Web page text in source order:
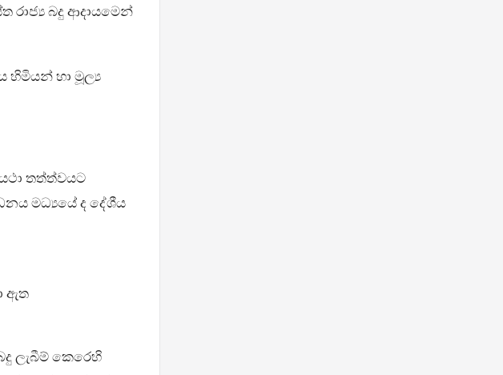
රාජ්‍ය බදු ආදායමෙන්
හිමියන් හා මූල්‍ය
තත්ත්වයට
මධ්‍යයේ ද දේශීය
ඇත
ලැබීම් කෙරෙහි